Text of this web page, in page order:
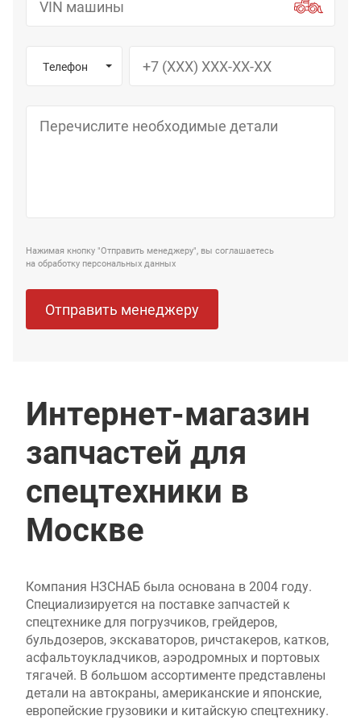
Телефон
Нажимая кнопку "Отправить менеджеру", вы соглашаетесь
на обработку персональных данных
Отправить менеджеру
Интернет-магазин
запчастей для
спецтехники в
Москве
Компания НЗСНАБ была основана в 2004 году.
Специализируется на поставке запчастей к
спецтехнике для погрузчиков, грейдеров,
бульдозеров, экскаваторов, ричстакеров, катков,
асфальтоукладчиков, аэродромных и портовых
тягачей. В большом ассортименте представлены
детали на автокраны, американские и японские,
европейские грузовики и китайскую спецтехнику.